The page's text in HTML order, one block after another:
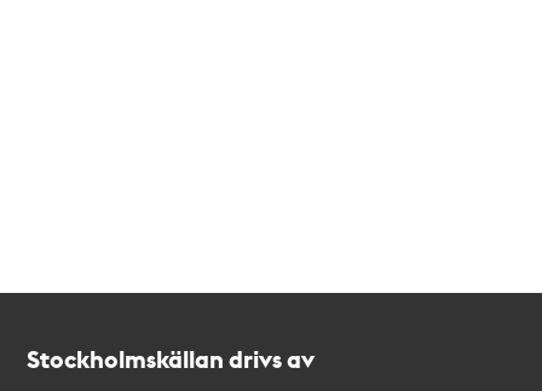
Stockholmskällan drivs av